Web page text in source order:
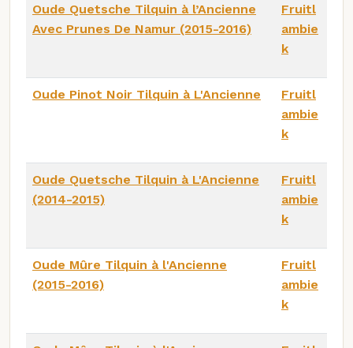
Oude Quetsche Tilquin à l’Ancienne
Avec Prunes De Namur (2015-2016)
Fruitl
ambie
k
Oude Pinot Noir Tilquin à L'Ancienne
Fruitl
ambie
k
Oude Quetsche Tilquin à L'Ancienne
(2014-2015)
Fruitl
ambie
k
Oude Mûre Tilquin à l'Ancienne
(2015-2016)
Fruitl
ambie
k